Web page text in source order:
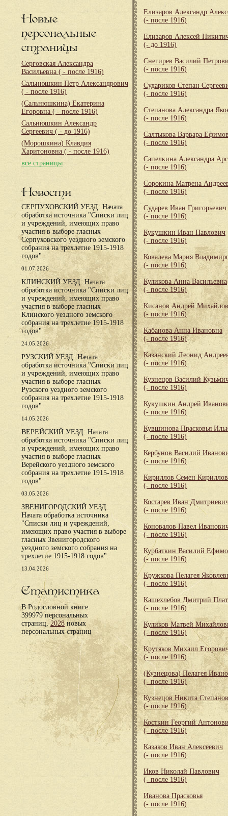
Новые
персональные
страницы
Серговская Александра
Васильевна ( - после 1916)
Сальнюшкин Петр Александрович
( - после 1916)
(Сальнюшкина) Екатерина
Егоровна ( - после 1916)
Сальнюшкин Александр
Сергеевич ( - до 1916)
(Морошкина) Клавдия
Харитоновна ( - после 1916)
все страницы
Новости
СЕРПУХОВСКИЙ УЕЗД: Начата
обработка источника "Списки лиц
и учреждений, имеющих право
участия в выборе гласных
Серпуховского уездного земского
собрания на трехлетие 1915-1918
годов".
01.07.2026
КЛИНСКИЙ УЕЗД: Начата
обработка источника "Списки лиц
и учреждений, имеющих право
участия в выборе гласных
Клинского уездного земского
собрания на трехлетие 1915-1918
годов".
24.05.2026
РУЗСКИЙ УЕЗД: Начата
обработка источника "Списки лиц
и учреждений, имеющих право
участия в выборе гласных
Рузского уездного земского
собрания на трехлетие 1915-1918
годов".
14.05.2026
ВЕРЕЙСКИЙ УЕЗД: Начата
обработка источника "Списки лиц
и учреждений, имеющих право
участия в выборе гласных
Верейского уездного земского
собрания на трехлетие 1915-1918
годов".
03.05.2026
ЗВЕНИГОРОДСКИЙ УЕЗД:
Начата обработка источника
"Списки лиц и учреждений,
имеющих право участия в выборе
гласных Звенигородского
уездного земского собрания на
трехлетие 1915-1918 годов".
13.04.2026
Статистика
В Родословной книге
399979 персональных
страниц,2028 новых
персональных страниц
Елизаров Александр
(- после 1916)
Елизаров Алексей
(- до 1916)
Снегирев Василий
(- после 1916)
Судариков Степан
(- после 1916)
Степанова Александра
(- после 1916)
Салтыкова Варвара
(- после 1916)
Сапелкина Александра
(- после 1916)
Сорокина Матрена
(- после 1916)
Сударев Иван Григорьевич
(- после 1916)
Кукушкин Иван Павлович
(- после 1916)
Ковалева Мария
(- после 1916)
Куликова Анна Васильевна
(- после 1916)
Кисанов Андрей
(- после 1916)
Кабанова Анна Ивановна
(- после 1916)
Казанский Леонид
(- после 1916)
Кузнецов Василий
(- после 1916)
Кукушкин Андрей
(- после 1916)
Кувшинова Прасковья
(- после 1916)
Кербунов Василий
(- после 1916)
Кириллов Семен
(- после 1916)
Костарев Иван
(- после 1916)
Коновалов Павел
(- после 1916)
Курбаткин Василий
(- после 1916)
Кружкова Пелагея
(- после 1916)
Кашехлебов Дмитрий
(- после 1916)
Куликов Матвей
(- после 1916)
Крутяков Михаил
(- после 1916)
(Кузнецова) Пелагея
(- после 1916)
Кузнецов Никита
(- после 1916)
Косткин Георгий
(- после 1916)
Казаков Иван Алексеевич
(- после 1916)
Иков Николай Павлович
(- после 1916)
Иванова Прасковья
(- после 1916)